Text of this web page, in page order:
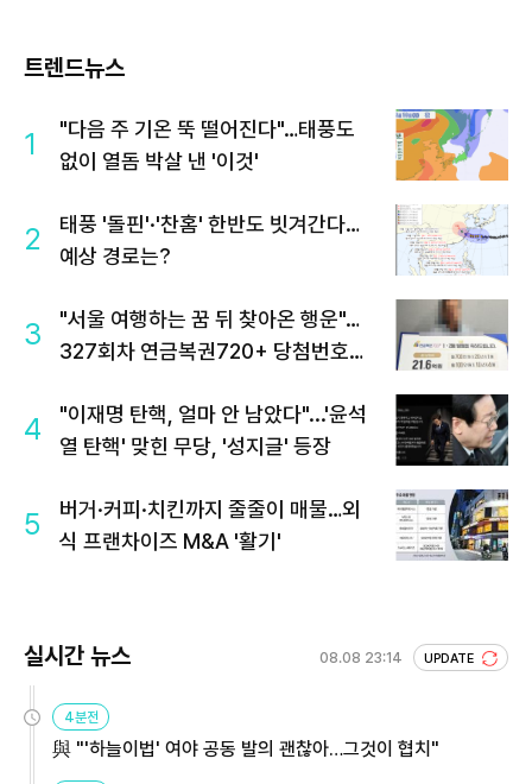
트렌드뉴스
1
"다음 주 기온 뚝 떨어진다"…태풍도
없이 열돔 박살 낸 '이것'
2
태풍 '돌핀'·'찬홈' 한반도 빗겨간다…
예상 경로는?
3
"서울 여행하는 꿈 뒤 찾아온 행운"…
327회차 연금복권720+ 당첨번호조
4
"이재명 탄핵, 얼마 안 남았다"...'윤석
열 탄핵' 맞힌 무당, '성지글' 등장
5
버거·커피·치킨까지 줄줄이 매물…외
식 프랜차이즈 M&A '활기'
실시간 뉴스 08.08 23:14 UPDATE
4분전
與 "'하늘이법' 여야 공동 발의 괜찮아…그것이 협치"